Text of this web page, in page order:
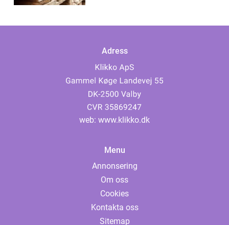
Adress
web: www.klikko.dk
Menu
Annonsering
Om oss
Cookies
Kontakta oss
Sitemap